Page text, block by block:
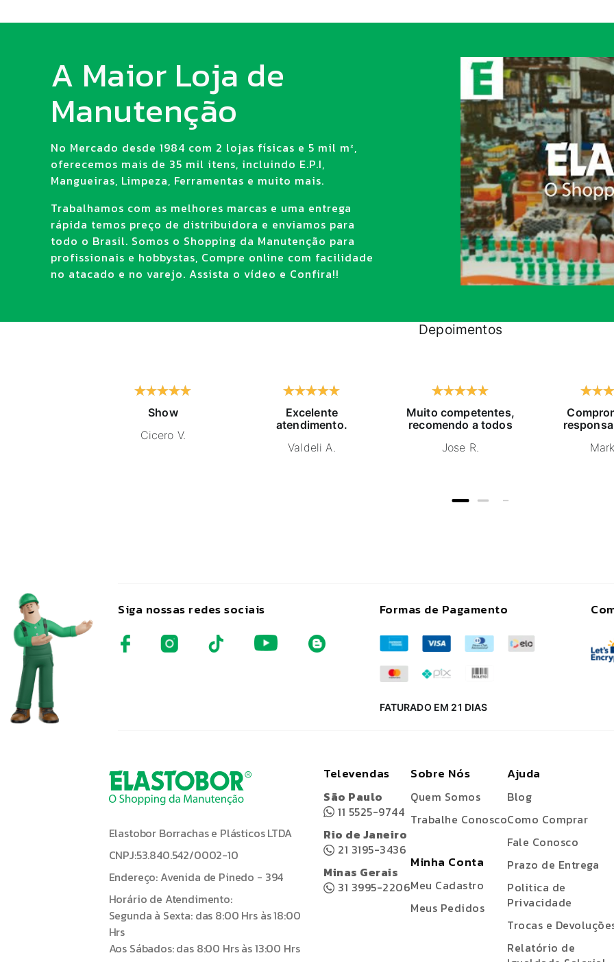
A Maior Loja de
Manutenção
No Mercado desde 1984 com 2 lojas físicas e 5 mil m²,
oferecemos mais de 35 mil itens, incluindo E.P.I,
Mangueiras, Limpeza, Ferramentas e muito mais.
Trabalhamos com as melhores marcas e uma entrega
rápida temos preço de distribuidora e enviamos para
todo o Brasil. Somos o Shopping da Manutenção para
profissionais e hobbystas, Compre online com facilidade
no atacado e no varejo. Assista o vídeo e Confira!!
Depoimentos
Show
Cicero V.
Excelente
atendimento.
Valdeli A.
Muito competentes,
recomendo a todos
Jose R.
Siga nossas redes sociais Formas de Pagamento
FATURADO EM 21 DIAS
Elastobor Borrachas e Plásticos LTDA
CNPJ:53.840.542/0002-10
Endereço: Avenida de Pinedo - 394
Horário de Atendimento:
Segunda à Sexta: das 8:00 Hrs às 18:00
Hrs
Aos Sábados: das 8:00 Hrs às 13:00 Hrs
Televendas
São Paulo
11 5525-9744
Rio de Janeiro
21 3195-3436
Minas Gerais
31 3995-2206
Sobre Nós
Quem Somos
Trabalhe Conosco
Minha Conta
Meu Cadastro
Meus Pedidos
Ajuda
Blog
Como Comprar
Fale Conosco
Prazo de Entrega
Politica de
Privacidade
Trocas e
Relatório de